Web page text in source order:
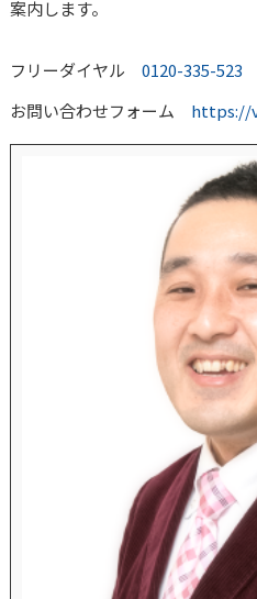
案内します。
フリーダイヤル 0120-335-523
お問い合わせフォーム https://